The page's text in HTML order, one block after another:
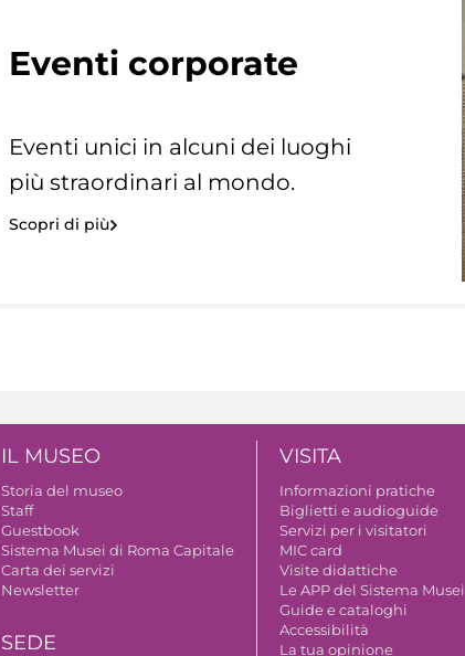
Eventi corporate
Eventi unici in alcuni dei luoghi
più straordinari al mondo.
Scopri di più
IL MUSEO
Storia del museo
Staff
Guestbook
Sistema Musei di Roma Capitale
Carta dei servizi
Newsletter
SEDE
VISITA
Informazioni pratiche
Biglietti e audioguide
Servizi per i visitatori
MIC card
Visite didattiche
Le APP del Sistema Musei
Guide e cataloghi
Accessibilità
La tua opinione